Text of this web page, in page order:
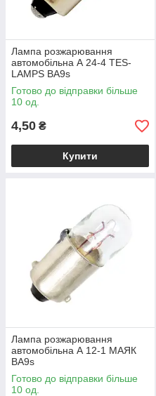
Лампа розжарювання
автомобільна А 24-4 TES-
LAMPS BA9s
Готово до відправки більше
10 од.
4,50 ₴
Купити
Лампа розжарювання
автомобільна А 12-1 МАЯК
BA9s
Готово до відправки більше
10 од.